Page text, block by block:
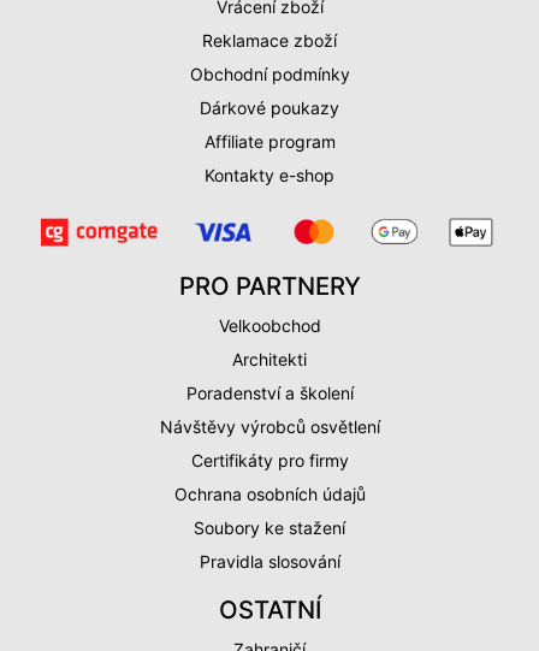
Vrácení zboží
Reklamace zboží
Obchodní podmínky
Dárkové poukazy
Affiliate program
Kontakty e-shop
PRO PARTNERY
Velkoobchod
Architekti
Poradenství a školení
Návštěvy výrobců osvětlení
Certifikáty pro firmy
Ochrana osobních údajů
Soubory ke stažení
Pravidla slosování
OSTATNÍ